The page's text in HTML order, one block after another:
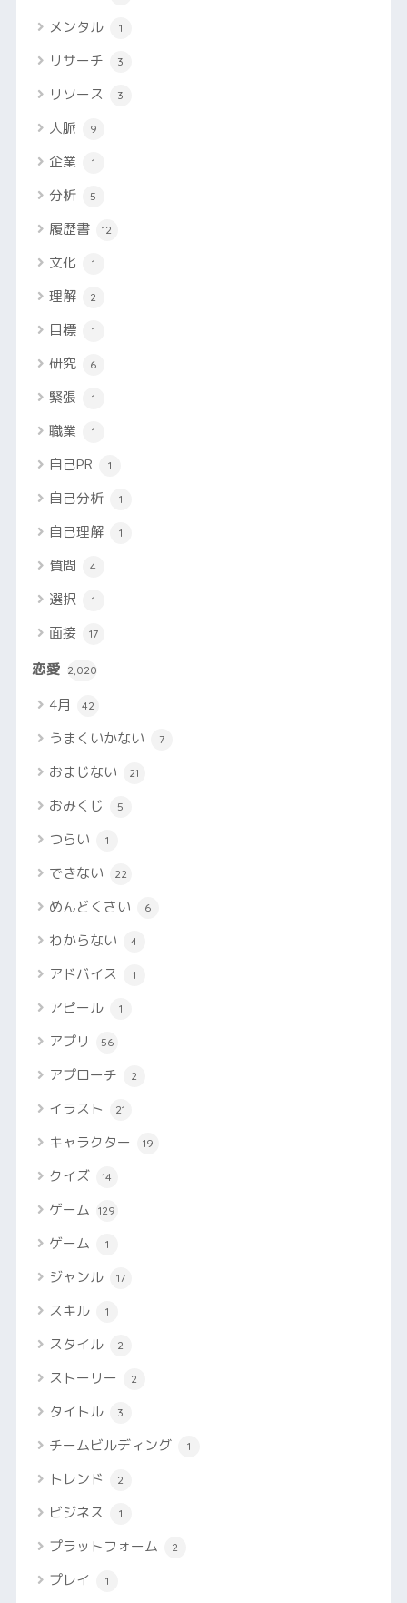
メンタル 1
リサーチ 3
リソース 3
人脈 9
企業 1
分析 5
履歴書 12
文化 1
理解 2
目標 1
研究 6
緊張 1
職業 1
自己PR 1
自己分析 1
自己理解 1
質問 4
選択 1
面接 17
恋愛 2,020
4月 42
うまくいかない 7
おまじない 21
おみくじ 5
つらい 1
できない 22
めんどくさい 6
わからない 4
アドバイス 1
アピール 1
アプリ 56
アプローチ 2
イラスト 21
キャラクター 19
クイズ 14
ゲーム 129
ゲーム 1
ジャンル 17
スキル 1
スタイル 2
ストーリー 2
タイトル 3
チームビルディング 1
トレンド 2
ビジネス 1
プラットフォーム 2
プレイ 1